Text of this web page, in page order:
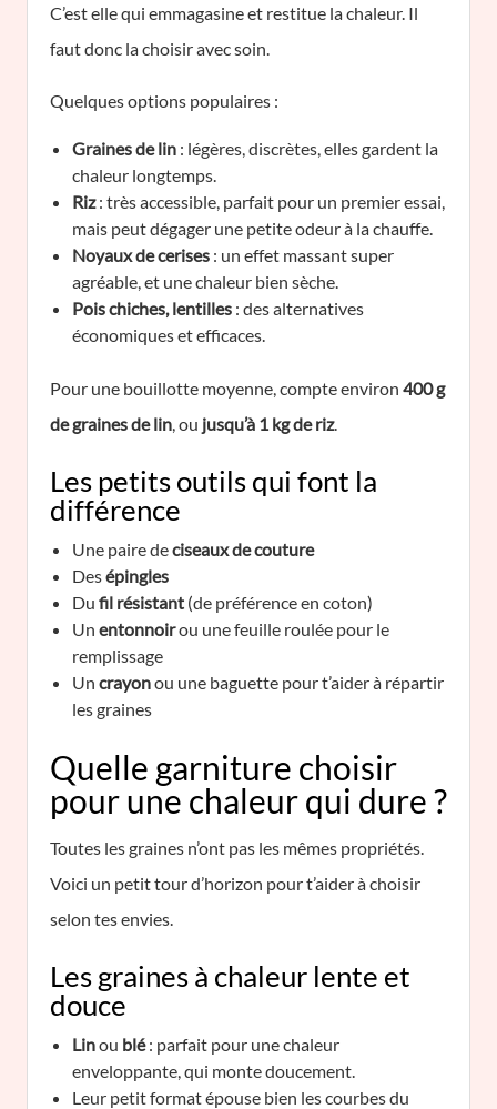
C’est elle qui emmagasine et restitue la chaleur. Il
faut donc la choisir avec soin.
Quelques options populaires :
Graines de lin : légères, discrètes, elles gardent la
chaleur longtemps.
Riz: très accessible, parfait pour un premier essai,
mais peut dégager une petite odeur à la chauffe.
Noyaux de cerises : un effet massant super
agréable, et une chaleur bien sèche.
Pois chiches, lentilles : des alternatives
économiques et efficaces.
Pour une bouillotte moyenne, compte environ 400 g
de graines de lin, ou jusqu’à 1 kg de riz.
Les petits outils qui font la
différence
Une paire deciseaux de couture
Desépingles
Du fil résistant (de préférence en coton)
Un entonnoirou une feuille roulée pour le
remplissage
Un crayonou une baguette pour t’aider à répartir
les graines
Quelle garniture choisir
pour une chaleur qui dure ?
Toutes les graines n’ont pas les mêmes propriétés.
Voici un petit tour d’horizon pour t’aider à choisir
selon tes envies.
Les graines à chaleur lente et
douce
Linou blé: parfait pour une chaleur
enveloppante, qui monte doucement.
Leur petit format épouse bien les courbes du